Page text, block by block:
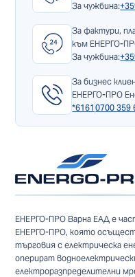
За чужбина:
За фактури,
към ЕНЕРГО-
За чужбина:
За бизнес
ЕНЕРГО-ПРО
*6161 0700 359
ЕНЕРГО-ПРО Варна ЕАД е
ЕНЕРГО-ПРО, която
търговия с електрическа
оперират
електроразпределителни